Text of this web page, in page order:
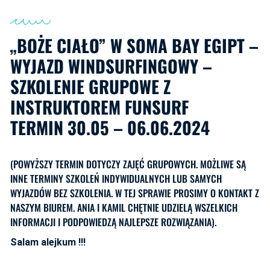
„BOŻE CIAŁO” W SOMA BAY EGIPT –
WYJAZD WINDSURFINGOWY –
SZKOLENIE GRUPOWE Z
INSTRUKTOREM FUNSURF
TERMIN 30.05 – 06.06.2024
(POWYŻSZY TERMIN DOTYCZY ZAJĘĆ GRUPOWYCH. MOŻLIWE SĄ
INNE TERMINY SZKOLEŃ INDYWIDUALNYCH LUB SAMYCH
WYJAZDÓW BEZ SZKOLENIA. W TEJ SPRAWIE PROSIMY O KONTAKT Z
NASZYM BIUREM. ANIA I KAMIL CHĘTNIE UDZIELĄ WSZELKICH
INFORMACJI I PODPOWIEDZĄ NAJLEPSZE ROZWIĄZANIA).
Salam alejkum !!!